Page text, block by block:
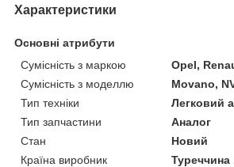
Характеристики
Основні атрибути
Сумісність з маркою
Opel,
Сумісність з моделлю
Movano,
Тип техніки
Легковий
Тип запчастини
Аналог
Стан
Новий
Країна виробник
Туреччина